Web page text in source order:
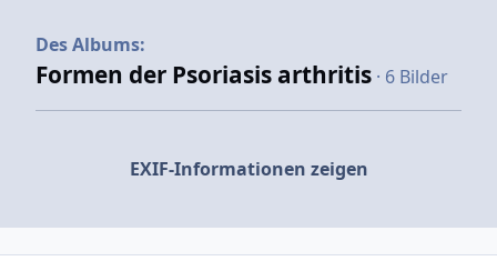
Des Albums:
Formen der Psoriasis arthritis · 6 Bilder
EXIF-Informationen zeigen